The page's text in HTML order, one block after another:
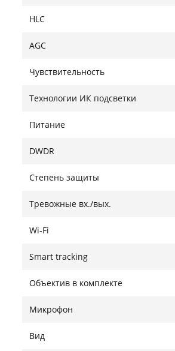
HLC
AGC
Чувствительность
Технологии ИК подсветки
Питание
DWDR
Степень защиты
Тревожные вх./вых.
Wi-Fi
Smart tracking
Объектив в комплекте
Микрофон
Вид